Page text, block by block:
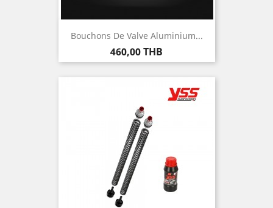
Bouchons De Valve Aluminium...
Prix
460,00 THB